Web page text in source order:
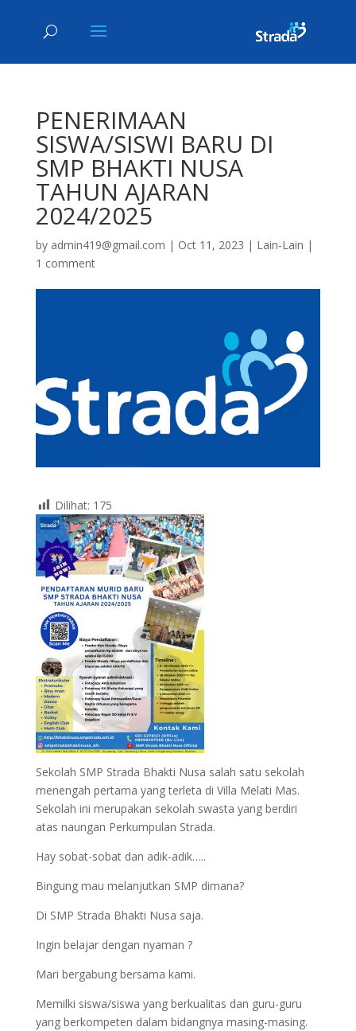
PENERIMAAN
SISWA/SISWI BARU DI
SMP BHAKTI NUSA
TAHUN AJARAN
2024/2025
by admin419@gmail.com | Oct 11, 2023 | Lain-Lain |
1 comment
Dilihat: 175
Sekolah SMP Strada Bhakti Nusa salah satu sekolah
menengah pertama yang terleta di Villa Melati Mas.
Sekolah ini merupakan sekolah swasta yang berdiri
atas naungan Perkumpulan Strada.
Hay sobat-sobat dan adik-adik…..
Bingung mau melanjutkan SMP dimana?
Di SMP Strada Bhakti Nusa saja.
Ingin belajar dengan nyaman ?
Mari bergabung bersama kami.
Memilki siswa/siswa yang berkualitas dan guru-guru
yang berkompeten dalam bidangnya masing-masing.